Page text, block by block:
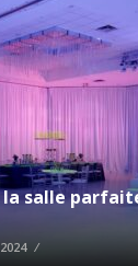
salle